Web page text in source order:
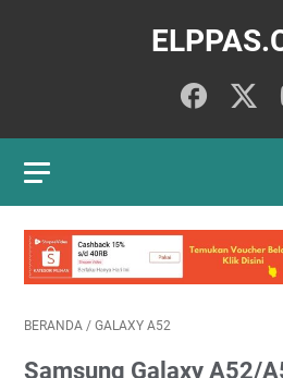
BERANDA / GALAXY A52
Samsung Galaxy A52/